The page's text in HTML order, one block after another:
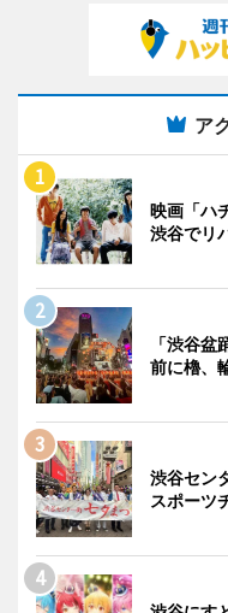
ア
映画「ハ
渋谷でリ
「渋谷
前に櫓、
渋谷セン
スポーツ